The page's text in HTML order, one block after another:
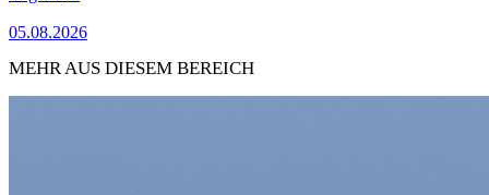
05.08.2026
MEHR AUS DIESEM BEREICH